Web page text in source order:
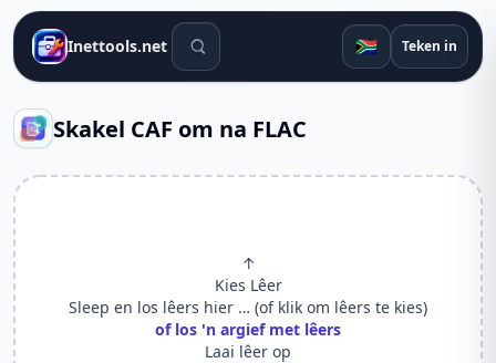
Inettools.net Soek gereedskap 🇿🇦 Teken in
Skakel CAF om na FLAC
↑
Kies Lêer
Sleep en los lêers hier … (of klik om lêers te kies)
of los 'n argief met lêers
Laai lêer op